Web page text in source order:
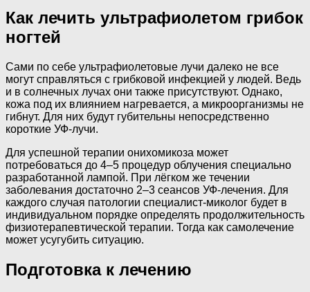
Как лечить ультрафиолетом грибок
ногтей
Сами по себе ультрафиолетовые лучи далеко не все
могут справляться с грибковой инфекцией у людей. Ведь
и в солнечных лучах они также присутствуют. Однако,
кожа под их влиянием нагревается, а микроорганизмы не
гибнут. Для них будут губительны непосредственно
короткие УФ-лучи.
Для успешной терапии онихомикоза может
потребоваться до 4–5 процедур облучения специально
разработанной лампой. При лёгком же течении
заболевания достаточно 2–3 сеансов УФ-лечения. Для
каждого случая патологии специалист-миколог будет в
индивидуальном порядке определять продолжительность
физиотерапевтической терапии. Тогда как самолечение
может усугубить ситуацию.
Подготовка к лечению